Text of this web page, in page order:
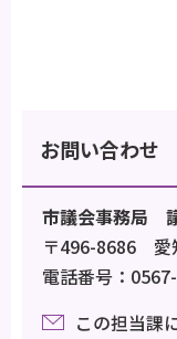
お問い合わせ
市議会事務局
〒496-8686 愛
電話番号：
この担当課